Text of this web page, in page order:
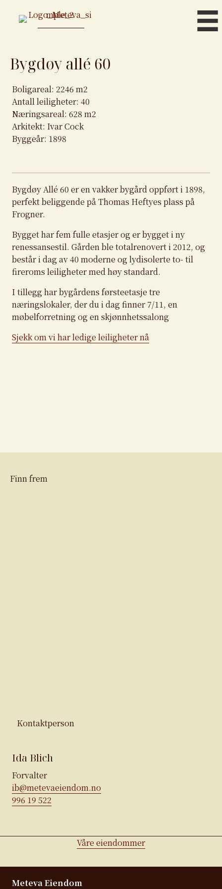
Bygdøy allé 60
Boligareal: 2246 m2
Antall leiligheter: 40
Næringsareal: 628 m2
Arkitekt: Ivar Cock
Byggeår: 1898
Bygdøy Allé 60 er en vakker bygård oppført i 1898,
perfekt beliggende på Thomas Heftyes plass på
Frogner.
Bygget har fem fulle etasjer og er bygget i ny
renessansestil. Gården ble totalrenovert i 2012, og
består i dag av 40 moderne og lydisolerte to- til
fireroms leiligheter med høy standard.
I tillegg har bygårdens førsteetasje tre
næringslokaler, der du i dag finner 7/11, en
møbelforretning og en skjønnhetssalong
Sjekk om vi har ledige leiligheter nå
Finn frem
Kontaktperson
Ida Blich
Forvalter
ib@metevaeiendom.no
996 19 522
Våre eiendommer
Meteva Eiendom